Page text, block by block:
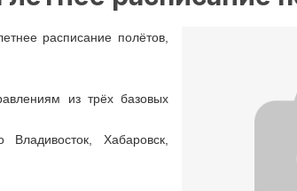
расписание полётов,
из трёх базовых
Хабаровск,